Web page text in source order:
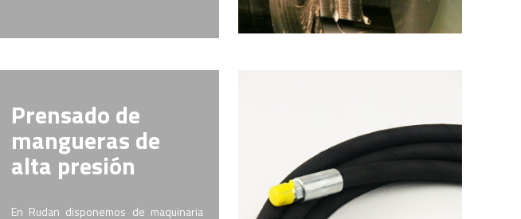
Prensado de
mangueras de
alta presión
En Rudan disponemos de maquinaria